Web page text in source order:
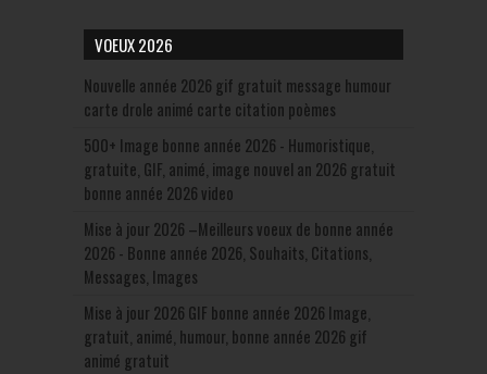
VOEUX 2026
Nouvelle année 2026 gif gratuit message humour
carte drole animé carte citation poèmes
500+ Image bonne année 2026 - Humoristique,
gratuite, GIF, animé, image nouvel an 2026 gratuit
bonne année 2026 video
Mise à jour 2026 –Meilleurs voeux de bonne année
2026 - Bonne année 2026, Souhaits, Citations,
Messages, Images
Mise à jour 2026 GIF bonne année 2026 Image,
gratuit, animé, humour, bonne année 2026 gif
animé gratuit